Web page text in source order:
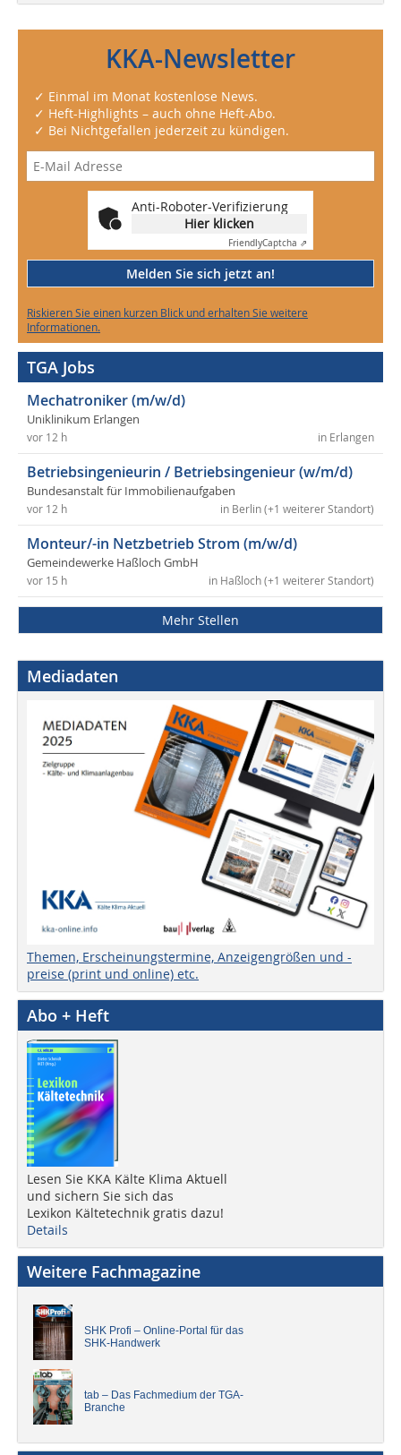
KKA-Newsletter
✓ Einmal im Monat kostenlose News.
✓ Heft-Highlights – auch ohne Heft-Abo.
✓ Bei Nichtgefallen jederzeit zu kündigen.
Anti-Roboter-Verifizierung
Hier klicken
FriendlyCaptcha ⇗
Melden Sie sich jetzt an!
Riskieren Sie einen kurzen Blick und erhalten Sie weitere
Informationen.
TGA Jobs
Mechatroniker (m/w/d)
Uniklinikum Erlangen
in Erlangen
vor 12 h
Betriebsingenieurin / Betriebsingenieur (w/m/d)
Bundesanstalt für Immobilienaufgaben
in Berlin (+1 weiterer Standort)
vor 12 h
Monteur/-in Netzbetrieb Strom (m/w/d)
Gemeindewerke Haßloch GmbH
in Haßloch (+1 weiterer Standort)
vor 15 h
Mehr Stellen
Mediadaten
Themen, Erscheinungstermine, Anzeigengrößen und -
preise (print und online) etc.
Abo + Heft
Lesen Sie KKA Kälte Klima Aktuell
und sichern Sie sich das
Lexikon Kältetechnik gratis dazu!
Details
Weitere Fachmagazine
SHK Profi – Online-Portal für das
SHK-Handwerk
tab – Das Fachmedium der TGA-
Branche